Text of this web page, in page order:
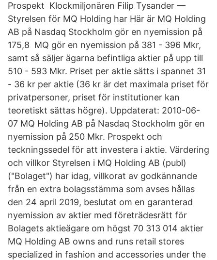
Prospekt Klockmiljonären Filip Tysander —
Styrelsen för MQ Holding har Här är MQ Holding
AB på Nasdaq Stockholm gör en nyemission på
175,8 MQ gör en nyemission på 381 - 396 Mkr,
samt så säljer ägarna befintliga aktier på upp till
510 - 593 Mkr. Priset per aktie sätts i spannet 31
- 36 kr per aktie (36 kr är det maximala priset för
privatpersoner, priset för institutioner kan
teoretiskt sättas högre). Uppdaterat: 2010-06-
07 MQ Holding AB på Nasdaq Stockholm gör en
nyemission på 250 Mkr. Prospekt och
teckningssedel för att investera i aktie. Värdering
och villkor Styrelsen i MQ Holding AB (publ)
("Bolaget") har idag, villkorat av godkännande
från en extra bolagsstämma som avses hållas
den 24 april 2019, beslutat om en garanterad
nyemission av aktier med företrädesrätt för
Bolagets aktieägare om högst 70 313 014 aktier
MQ Holding AB owns and runs retail stores
specialized in fashion and accessories under the